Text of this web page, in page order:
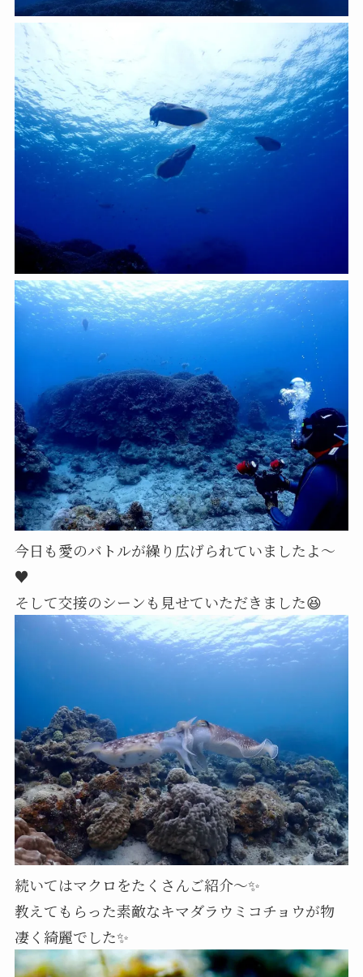
今日も愛のバトルが繰り広げられていましたよ～
♥️
そして交接のシーンも見せていただきました😆
続いてはマクロをたくさんご紹介～✨
教えてもらった素敵なキマダラウミコチョウが物
凄く綺麗でした✨️